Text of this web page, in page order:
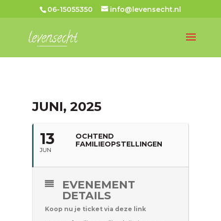
06-15055350 info@levensecht.nl
JUNI, 2025
13
JUN
OCHTEND
FAMILIEOPSTELLINGEN
EVENEMENT
DETAILS
Koop nu je ticket via deze link